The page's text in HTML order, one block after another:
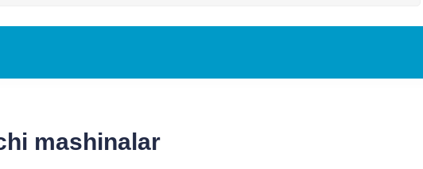
mashinalar